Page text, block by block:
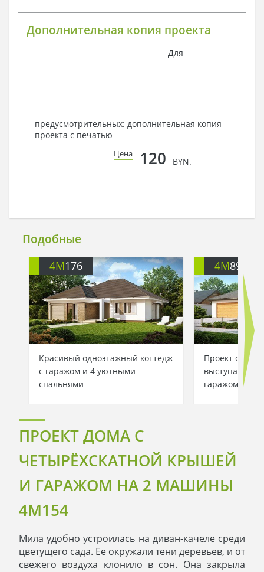
Дополнительная копия проекта
Для
предусмотрительных: дополнительная копия
проекта с печатью
Цена 120 BYN.
Подобные
4M176
Красивый одноэтажный коттедж
с гаражом и 4 уютными
спальнями
4M896
Проект
гаражом
ПРОЕКТ ДОМА С
ЧЕТЫРЁХСКАТНОЙ КРЫШЕЙ
И ГАРАЖОМ НА 2 МАШИНЫ
4M154
Мила удобно устроилась на диван-качеле среди
цветущего сада. Ее окружали тени деревьев, и от
свежего воздуха клонило в сон. Она закрыла